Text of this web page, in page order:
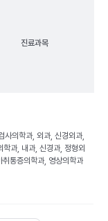
진료과목
사의학과, 외과, 신경외과,
학과, 내과, 신경과, 정형외
취통증의학과, 영상의학과